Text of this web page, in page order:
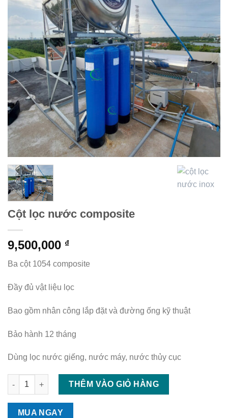
vào
Cột lọc nước composite
9,500,000 ₫
Ba cột 1054 composite
Đầy đủ vật liệu lọc
Bao gồm nhân công lắp đặt và đường ống kỹ thuật
Bảo hành 12 tháng
Dùng lọc nước giếng, nước máy, nước thủy cục
Cột lọc nước composite số lượng
THÊM VÀO GIỎ HÀNG
MUA NGAY